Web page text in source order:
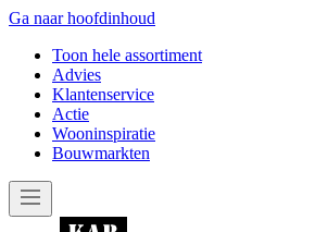
Ga naar hoofdinhoud
Toon hele assortiment
Advies
Klantenservice
Actie
Wooninspiratie
Bouwmarkten